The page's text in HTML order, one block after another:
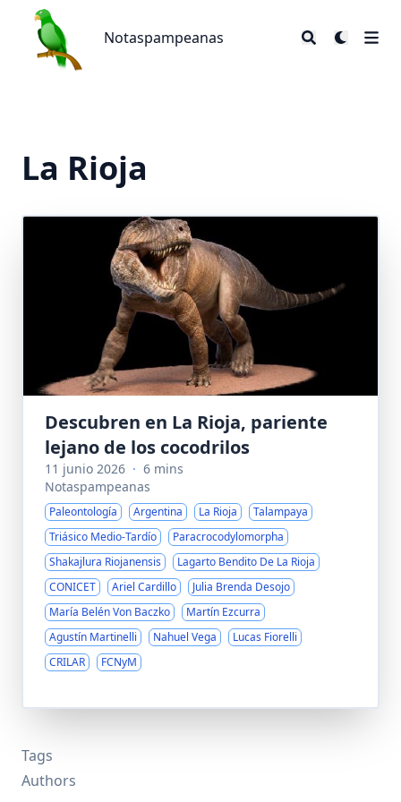
Notaspampeanas
Notaspampeanas
La Rioja
Descubren en La Rioja, pariente
lejano de los cocodrilos
11 junio 2026 · 6 mins
Notaspampeanas
Paleontología Argentina La Rioja
Talampaya
Triásico Medio-Tardío
Paracrocodylomorpha
Shakajlura Riojanensis
Lagarto Bendito De La Rioja
CONICET
Ariel Cardillo
Julia Brenda Desojo
María Belén Von Baczko
Martín Ezcurra
Agustín Martinelli
Nahuel Vega
Lucas Fiorelli
CRILAR
FCNyM
Tags
Authors